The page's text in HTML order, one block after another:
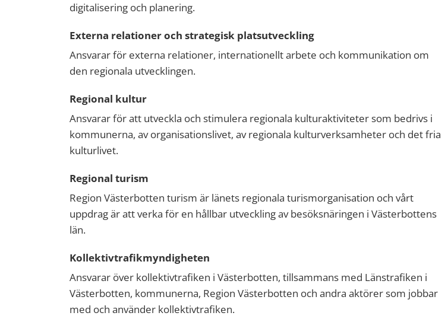
digitalisering och planering.
Externa relationer och strategisk platsutveckling
Ansvarar för externa relationer, internationellt arbete och kommunikation om
den regionala utvecklingen.
Regional kultur
Ansvarar för att utveckla och stimulera regionala kulturaktiviteter som bedrivs i
kommunerna, av organisationslivet, av regionala kulturverksamheter och det fria
kulturlivet.
Regional turism
Region Västerbotten turism är länets regionala turismorganisation och vårt
uppdrag är att verka för en hållbar utveckling av besöksnäringen i Västerbottens
län.
Kollektivtrafikmyndigheten
Ansvarar över kollektivtrafiken i Västerbotten, tillsammans med Länstrafiken i
Västerbotten, kommunerna, Region Västerbotten och andra aktörer som jobbar
med och använder kollektivtrafiken.